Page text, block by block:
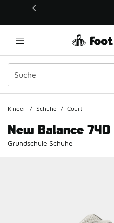
Dieser Link öffnet sich in einem
Kinder / Schuhe / Court
New Balance 740
Grundschule Schuhe